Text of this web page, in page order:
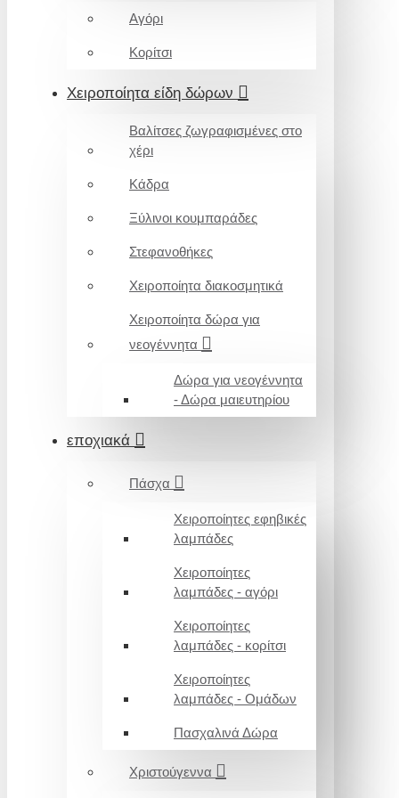
Αγόρι
Κορίτσι
Χειροποίητα είδη δώρων
Βαλίτσες ζωγραφισμένες στο
χέρι
Κάδρα
Ξύλινοι κουμπαράδες
Στεφανοθήκες
Χειροποίητα διακοσμητικά
Χειροποίητα δώρα για
νεογέννητα
Δώρα για νεογέννητα
- Δώρα μαιευτηρίου
εποχιακά
Πάσχα
Χειροποίητες εφηβικές
λαμπάδες
Χειροποίητες
λαμπάδες - αγόρι
Χειροποίητες
λαμπάδες - κορίτσι
Χειροποίητες
λαμπάδες - Ομάδων
Πασχαλινά Δώρα
Χριστούγεννα